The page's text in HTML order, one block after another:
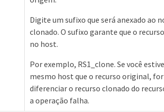
Digite um sufixo que será anexado ao
clonado. O sufixo garante que o
no host.
Por exemplo, RS1_clone. Se você
mesmo host que o recurso original,
diferenciar o recurso clonado do
a operação falha.